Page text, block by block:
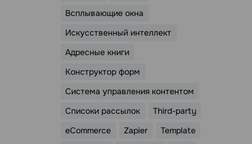
Всплывающие окна
Искусственный интеллект
Адресные книги
Конструктор форм
Система управления контентом
Списоки рассылок
Third-party
eCommerce
Zapier
Template